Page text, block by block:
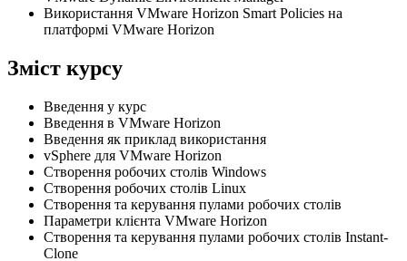
Використання VMware Horizon Smart Policies на
платформі VMware Horizon
Зміст курсу
Введення у курс
Введення в VMware Horizon
Введення як приклад використання
vSphere для VMware Horizon
Створення робочих столів Windows
Створення робочих столів Linux
Створення та керування пулами робочих столів
Параметри клієнта VMware Horizon
Створення та керування пулами робочих столів Instant-
Clone